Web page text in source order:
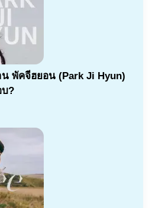
น พัคจีฮยอน (Park Ji Hyun)
?